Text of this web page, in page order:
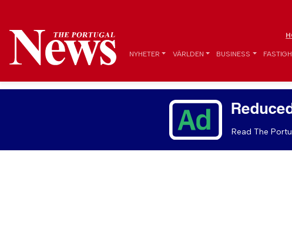
NYHETER VÄRLDEN BUSINESS
Read The